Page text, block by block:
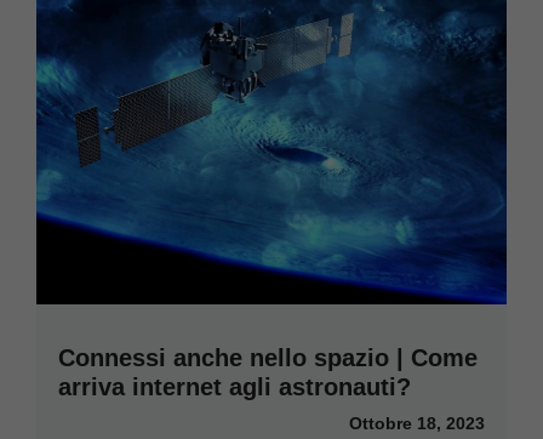
Connessi anche nello spazio | Come
arriva internet agli astronauti?
Ottobre 18, 2023